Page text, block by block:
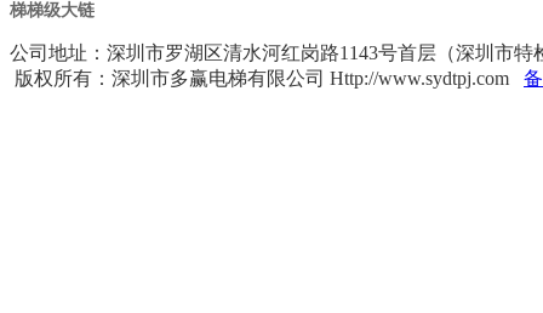
梯梯级大链
公司地址：深圳市罗湖区清水河红岗路1143号首层（深圳市
版权所有：深圳市多赢电梯有限公司 Http://www.sydtpj.com